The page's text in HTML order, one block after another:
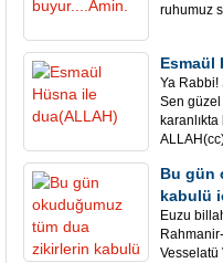
ruhumuz
Esmaül
Ya Rabbi!
Sen
Bu gün
kabulü
Euzu
Vesselatü